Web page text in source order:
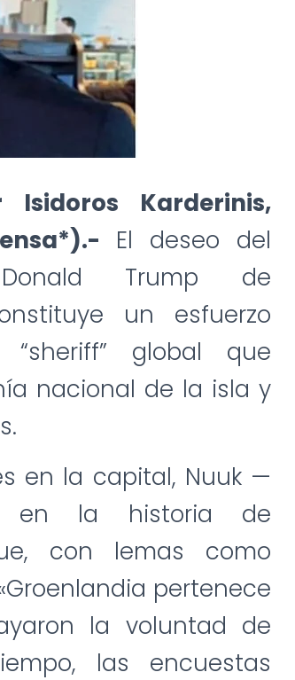
Isidoros Karderinis,
El deseo del
Donald Trump de
un esfuerzo
global que
nacional de la isla y
en la capital, Nuuk —
en la historia de
con lemas como
pertenece
la voluntad de
las encuestas